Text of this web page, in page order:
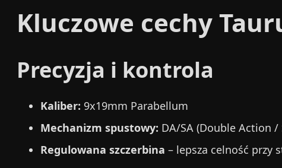
Kluczowe cechy
Precyzja i kontrola
Kaliber: 9x19mm Parabellum
Mechanizm spustowy: DA/SA (Double Action
Regulowana szczerbina – lepsza celność przy